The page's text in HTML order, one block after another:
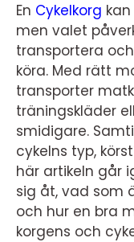
En Cykelkorg
men valet
transportera
köra. Med rätt
transporter
träningskläder
smidigare.
cykelns typ,
här artikeln går
sig åt, vad som
och hur en bra
korgens och